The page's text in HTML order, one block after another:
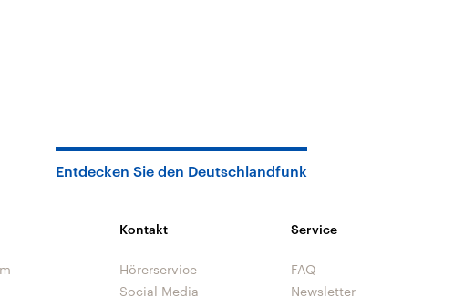
Entdecken Sie den Deutschlandfunk
Kontakt
Hörerservice
Social Media
Service
FAQ
Newsletter